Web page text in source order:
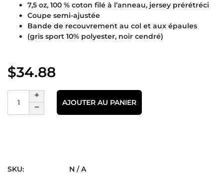
7,5 oz, 100 % coton filé à l’anneau, jersey prérétréci
Coupe semi-ajustée
Bande de recouvrement au col et aux épaules
(gris sport 10% polyester, noir cendré)
$34.88
AJOUTER AU PANIER
SKU:
N / A